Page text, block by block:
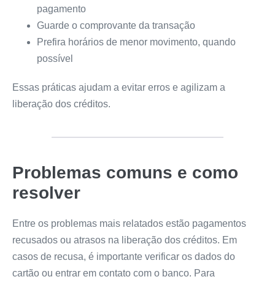
pagamento
Guarde o comprovante da transação
Prefira horários de menor movimento, quando
possível
Essas práticas ajudam a evitar erros e agilizam a
liberação dos créditos.
Problemas comuns e como
resolver
Entre os problemas mais relatados estão pagamentos
recusados ou atrasos na liberação dos créditos. Em
casos de recusa, é importante verificar os dados do
cartão ou entrar em contato com o banco. Para